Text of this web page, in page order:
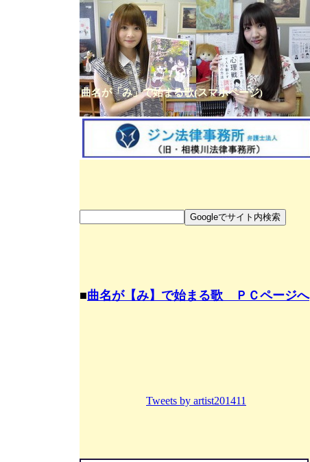
曲名が「み」で始まる歌(スマホページ)
■曲名が【み】で始まる歌 ＰＣページへ
Tweets by artist201411